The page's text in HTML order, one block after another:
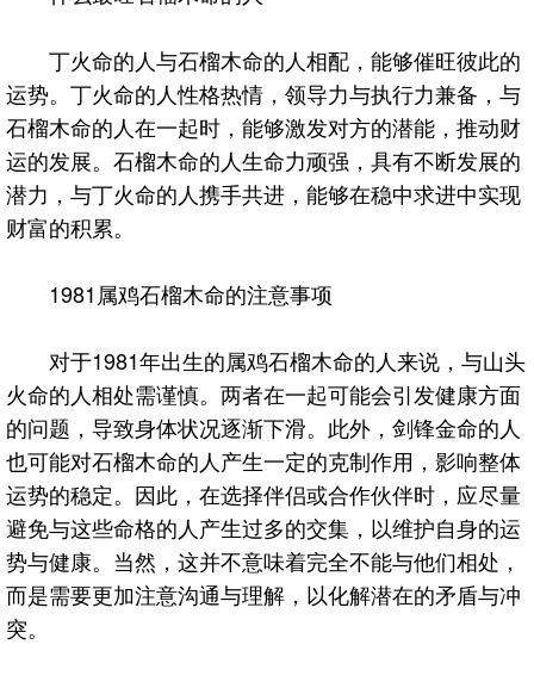
丁火命的人与石榴木命的人相配，能够催旺彼此的
运势。丁火命的人性格热情，领导力与执行力兼备，与
石榴木命的人在一起时，能够激发对方的潜能，推动财
运的发展。石榴木命的人生命力顽强，具有不断发展的
潜力，与丁火命的人携手共进，能够在稳中求进中实现
财富的积累。
1981属鸡石榴木命的注意事项
对于1981年出生的属鸡石榴木命的人来说，与山头
火命的人相处需谨慎。两者在一起可能会引发健康方面
的问题，导致身体状况逐渐下滑。此外，剑锋金命的人
也可能对石榴木命的人产生一定的克制作用，影响整体
运势的稳定。因此，在选择伴侣或合作伙伴时，应尽量
避免与这些命格的人产生过多的交集，以维护自身的运
势与健康。当然，这并不意味着完全不能与他们相处，
而是需要更加注意沟通与理解，以化解潜在的矛盾与冲
突。